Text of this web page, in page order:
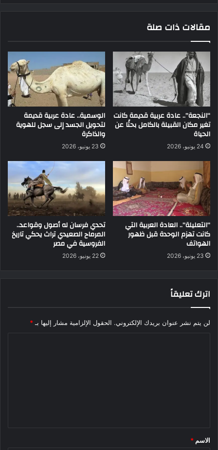
مقالات ذات صلة
“النجعة”.. عادة عربية قديمة كانت
تغير مكان القبيلة بالكامل بحثًا عن
الحياة
24 يونيو، 2026
الوسمية.. عادة عربية قديمة
لتحويل الجسد إلى سجل للهوية
والذاكرة
23 يونيو، 2026
“التعليلة”.. العادة العربية التي
كانت تهزم الوحدة قبل ظهور
الهواتف
23 يونيو، 2026
تحدي فرسان له أصول وقواعد..
المرماح الصعيدي تراث يحكي تاريخ
الفروسية في مصر
22 يونيو، 2026
اترك تعليقاً
لن يتم نشر عنوان بريدك الإلكتروني. الحقول الإلزامية مشار إليها بـ *
*
الاسم *